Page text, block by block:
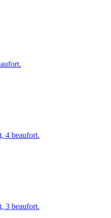
4 beaufort.
3 beaufort.